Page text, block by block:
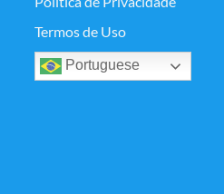
Termos de Uso
Portuguese